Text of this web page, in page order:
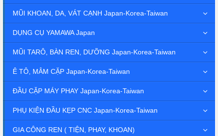
MŨI KHOAN, DA, VÁT CẠNH Japan-Korea-Taiwan
DỤNG CỤ YAMAWA Japan
MŨI TARÔ, BÀN REN, DƯỠNG Japan-Korea-Taiwan
Ê TÔ, MÂM CẶP Japan-Korea-Taiwan
ĐẦU CẶP MÁY PHAY Japan-Korea-Taiwan
PHỤ KIỆN ĐẦU KẸP CNC Japan-Korea-Taiwan
GIA CÔNG REN ( TIỆN, PHAY, KHOAN)